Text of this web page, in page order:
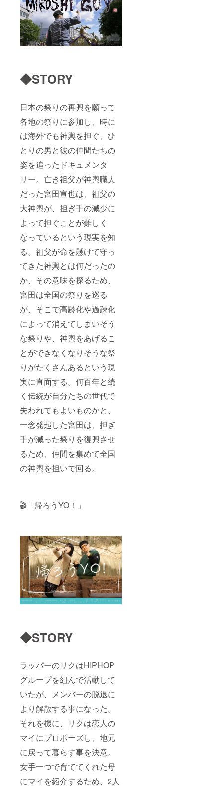
◆STORY
日本の祭りの再興を願って
各地の祭りに参加し、時に
は海外でも神輿を担ぐ、ひ
とりの男と彼の仲間たちの
姿を追ったドキュメンタ
リー。亡き祖父が神輿職人
だった宮田宣也は、祖父の
大神輿が、担ぎ手の減少に
よって担ぐことが難しく
なっているという現実を知
る。祖父が命を懸けて守っ
てきた神輿とは何だったの
か、その意味を探るため、
宮田は全国の祭りを巡る
が、そこで高齢化や過疎化
によって消えてしまいそう
な祭りや、神輿をあげるこ
とができなくなりそうな祭
りがたくさんあるという現
実に直面する。何百年と続
く伝統が自分たちの世代で
失われてもよいものかと、
一念発起した宮田は、担ぎ
手が減った祭りを復興させ
るため、仲間を集めて全国
の神輿を担いで回る。
🎬「帰ろうYO！」
◆STORY
ラッパーのリクはHIPHOP
グループを組んで活動して
いたが、メンバーの脱退に
より解散する事になった。
それを機に、リクは恋人の
マイにプロポーズし、地元
に戻って暮らす事を決意。
女手一つで育ててくれた母
にマイを紹介するため、2人